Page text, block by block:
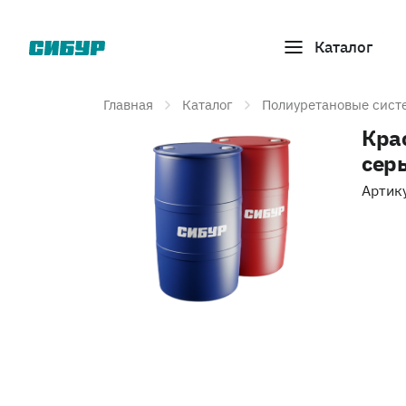
Каталог
Главная Каталог Полиуретановые